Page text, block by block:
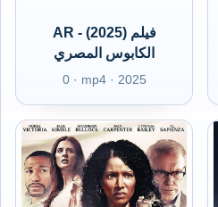
AR - (2025) فيلم
الكابوس المصري
0 · mp4 · 2025